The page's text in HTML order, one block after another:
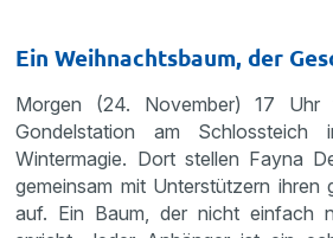
Ein Weihnachtsbaum, der
Morgen (24. November) 17 Uhr
Gondelstation am
Wintermagie. Dort stellen Fayna
gemeinsam mit Unterstützern ihren
auf. Ein Baum, der nicht einfach